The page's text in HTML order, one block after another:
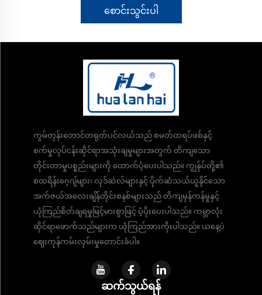
စောင်းသွင်းပါ
ကွမ်တုန်းတောင်တရုတ်ပင်လယ်သည် စမတ်ထရပ်ဖစ်နှင့်
စက်မှုလုပ်ငန်းဆိုင်ရာအသုံးချမှုများအတွက် တိကျသော
တိုင်းတာမှုပစ္စည်းများကို ထောက်ပံ့ပေးပါသည်။ ကျွန်ုပ်တို့၏
စထရိန်းဂေ့ဂျ်များ၊ လုဒ်ဆဲလ်များနှင့် ပိုက်ဆံသယ်ယူနိုင်သော
အက်ဇယ်အလေးချိန်တိုင်းစနစ်များသည် တိကျမှန်ကန်မှုနှင့်
ယုံကြည်စိတ်ချရမှုမြင့်မားစွာဖြင့် ပံ့ပိုးပေးပါသည်။ ကမ္ဘာလုံး
ဆိုင်ရာဖောက်သည်များက ယုံကြည်အားကိုးပါသည်။ ယနေ့ပဲ
ဈေးကုန်ကမ်းလှမ်းမှုတောင်းခံပါ။
ဆက်သွယ်ရန်